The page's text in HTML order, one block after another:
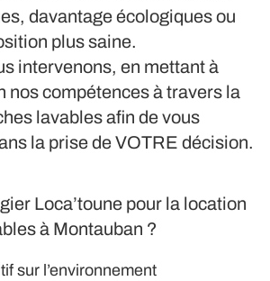
davantage écologiques ou
plus saine.
intervenons, en mettant à
nos compétences à travers la
lavables afin de vous
la prise de VOTRE décision.
Loca’toune pour la location
à Montauban ?
sur l’environnement